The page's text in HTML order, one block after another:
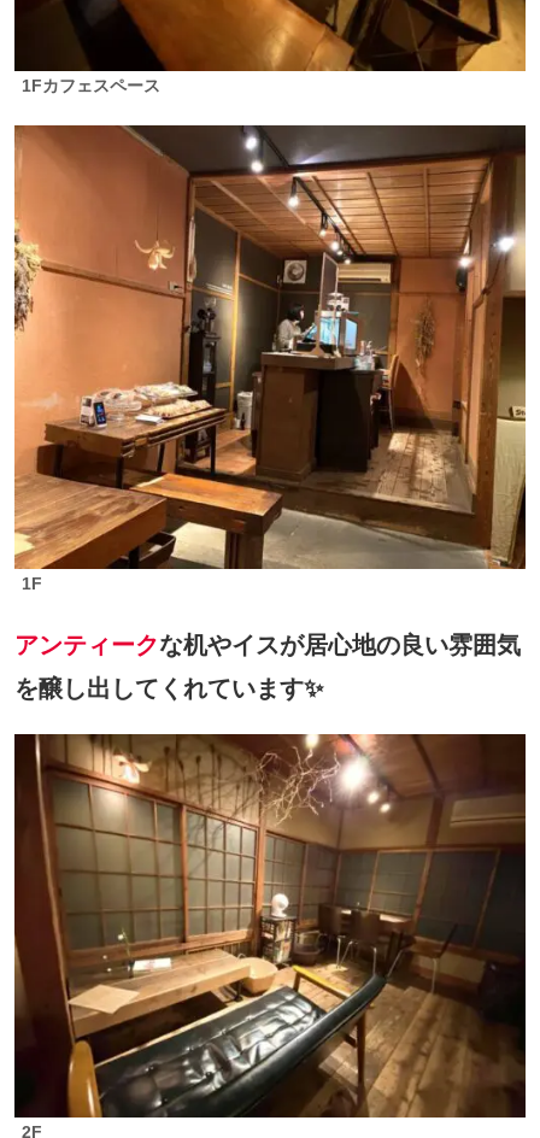
1Fカフェスペース
1F
アンティークな机やイスが居心地の良い雰囲気
を醸し出してくれています✨
2F